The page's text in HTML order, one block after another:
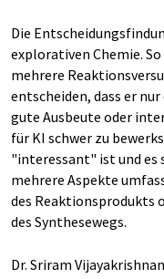
Die
explorativen Chemie.
mehrere
entscheiden, dass er
gute Ausbeute oder
für KI schwer zu
"interessant" ist und es
mehrere Aspekte
des Reaktionsprodukts
des Synthesewegs.
Dr. Sriram